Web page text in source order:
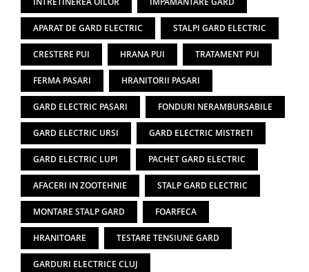
APARAT DE GARD ELECTRIC STALPI GARD ELECTRIC
CRESTERE PUI HRANA PUI TRATAMENT PUI
FERMA PASARI HRANITORII PASARI
GARD ELECTRIC PASARI FONDURI NERAMBURSABILE
GARD ELECTRIC URSI GARD ELECTRIC MISTRETI
GARD ELECTRIC LUPI PACHET GARD ELECTRIC
AFACERI IN ZOOTEHNIE STALP GARD ELECTRIC
MONTARE STALP GARD FOARFECA
HRANITOARE TESTARE TENSIUNE GARD
GARDURI ELECTRICE CLUJ